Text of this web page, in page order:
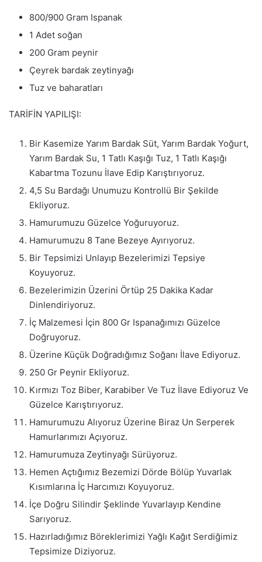
800/900 Gram Ispanak
1 Adet soğan
200 Gram peynir
Çeyrek bardak zeytinyağı
Tuz ve baharatları
TARİFİN YAPILIŞI:
Bir Kasemize Yarım Bardak Süt, Yarım Bardak Yoğurt,
Yarım Bardak Su, 1 Tatlı Kaşığı Tuz, 1 Tatlı Kaşığı
Kabartma Tozunu İlave Edip Karıştırıyoruz.
4,5 Su Bardağı Unumuzu Kontrollü Bir Şekilde
Ekliyoruz.
Hamurumuzu Güzelce Yoğuruyoruz.
Hamurumuzu 8 Tane Bezeye Ayırıyoruz.
Bir Tepsimizi Unlayıp Bezelerimizi Tepsiye
Koyuyoruz.
Bezelerimizin Üzerini Örtüp 25 Dakika Kadar
Dinlendiriyoruz.
İç Malzemesi İçin 800 Gr Ispanağımızı Güzelce
Doğruyoruz.
Üzerine Küçük Doğradığımız Soğanı İlave Ediyoruz.
250 Gr Peynir Ekliyoruz.
Kırmızı Toz Biber, Karabiber Ve Tuz İlave Ediyoruz Ve
Güzelce Karıştırıyoruz.
Hamurumuzu Alıyoruz Üzerine Biraz Un Serperek
Hamurlarımızı Açıyoruz.
Hamurumuza Zeytinyağı Sürüyoruz.
Hemen Açtığımız Bezemizi Dörde Bölüp Yuvarlak
Kısımlarına İç Harcımızı Koyuyoruz.
İçe Doğru Silindir Şeklinde Yuvarlayıp Kendine
Sarıyoruz.
Hazırladığımız Böreklerimizi Yağlı Kağıt Serdiğimiz
Tepsimize Diziyoruz.